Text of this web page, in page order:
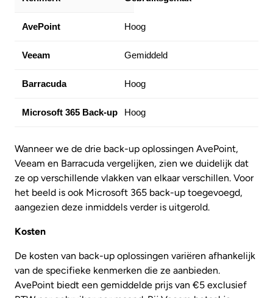
Hoog
Gemiddeld
Hoog
Hoog
Wanneer we de drie back-up oplossingen AvePoint,
Veeam en Barracuda vergelijken, zien we duidelijk dat
ze op verschillende vlakken van elkaar verschillen. Voor
het beeld is ook Microsoft 365 back-up toegevoegd,
aangezien deze inmiddels verder is uitgerold.
Kosten
De kosten van back-up oplossingen variëren afhankelijk
van de specifieke kenmerken die ze aanbieden.
AvePoint biedt een gemiddelde prijs van €5 exclusief